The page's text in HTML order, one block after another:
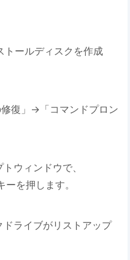
トールディスクを作成
復」→「コマンドプロン
ウィンドウで、
を押します。
ドライブがリストアップ